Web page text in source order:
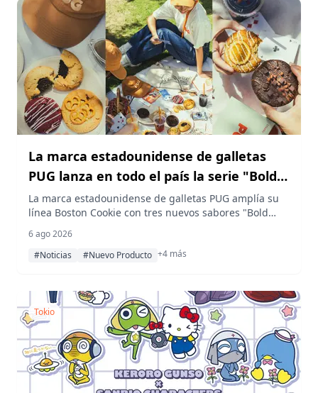
La marca estadounidense de galletas
PUG lanza en todo el país la serie "Bold
Boston Cookie", más gruesa y con más
trozos, el 7 de agosto
La marca estadounidense de galletas PUG amplía su
línea Boston Cookie con tres nuevos sabores "Bold
exclusivas para el verano, disponibles en tiendas de
todo Japón a partir del viernes 7 de agosto.
6 ago 2026
#Noticias
#Nuevo Producto +4 más
Tokio